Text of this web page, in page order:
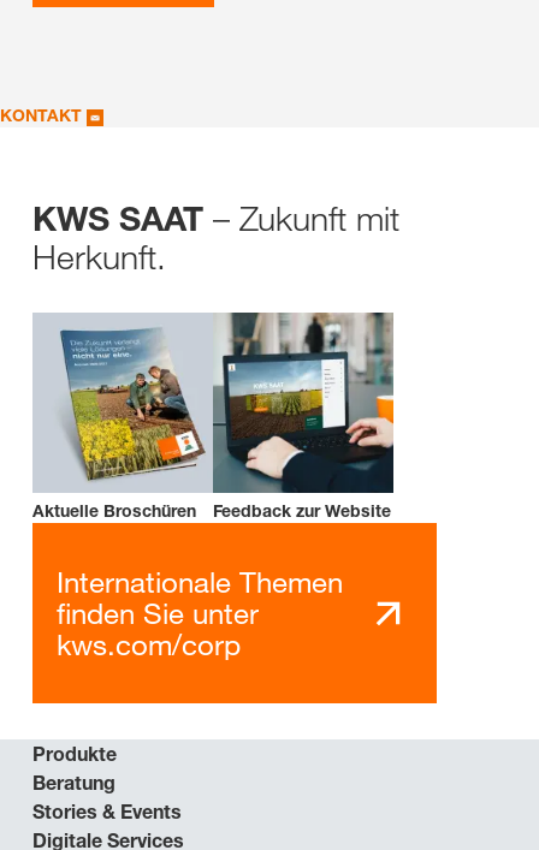
KONTAKT
KWS SAAT – Zukunft mit
Herkunft.
Aktuelle Broschüren Feedback zur Website
Internationale Themen
finden Sie unter
kws.com/corp
Produkte
Beratung
Stories & Events
Digitale Services